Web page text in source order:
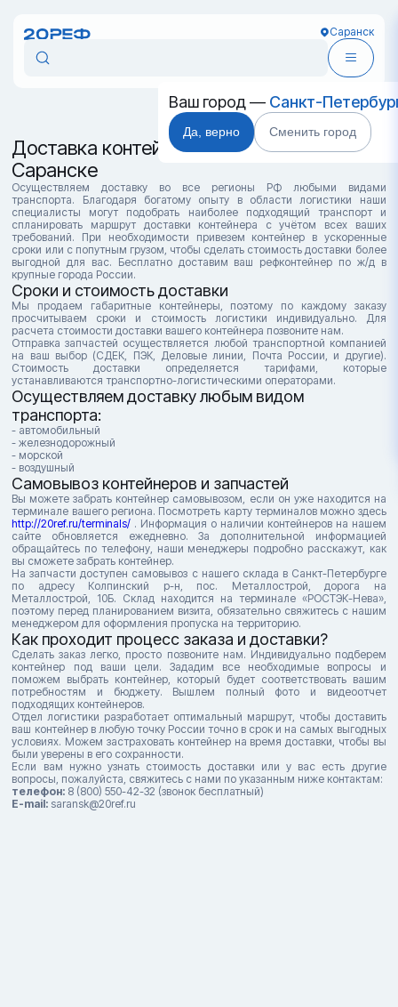
Саранск
Ваш город — Санкт-
Да, верно Сменить город
Доставка контейнеров в
Саранске
Осуществляем доставку во все регионы РФ любыми видами
транспорта. Благодаря богатому опыту в области логистики наши
специалисты могут подобрать наиболее подходящий транспорт и
спланировать маршрут доставки контейнера с учётом всех ваших
требований. При необходимости привезем контейнер в ускоренные
сроки или с попутным грузом, чтобы сделать стоимость доставки более
выгодной для вас. Бесплатно доставим ваш рефконтейнер по ж/д в
крупные города России.
Сроки и стоимость доставки
Мы продаем габаритные контейнеры, поэтому по каждому заказу
просчитываем сроки и стоимость логистики индивидуально. Для
расчета стоимости доставки вашего контейнера позвоните нам.
Отправка запчастей осуществляется любой транспортной компанией
на ваш выбор (СДЕК, ПЭК, Деловые линии, Почта России, и другие).
Стоимость доставки определяется тарифами, которые
устанавливаются транспортно-логистическими операторами.
Осуществляем доставку любым видом
транспорта:
- автомобильный
- железнодорожный
- морской
- воздушный
Самовывоз контейнеров и запчастей
Вы можете забрать контейнер самовывозом, если он уже находится на
терминале вашего региона. Посмотреть карту терминалов можно здесь
http://20ref.ru/terminals/ . Информация о наличии контейнеров на нашем
сайте обновляется ежедневно. За дополнительной информацией
обращайтесь по телефону, наши менеджеры подробно расскажут, как
вы сможете забрать контейнер.
На запчасти доступен самовывоз с нашего склада в Санкт-Петербурге
по адресу Колпинский р-н, пос. Металлострой, дорога на
Металлострой, 10Б. Склад находится на терминале «РОСТЭК-Нева»,
поэтому перед планированием визита, обязательно свяжитесь с нашим
менеджером для оформления пропуска на территорию.
Как проходит процесс заказа и доставки?
Сделать заказ легко, просто позвоните нам. Индивидуально подберем
контейнер под ваши цели. Зададим все необходимые вопросы и
поможем выбрать контейнер, который будет соответствовать вашим
потребностям и бюджету. Вышлем полный фото и видеоотчет
подходящих контейнеров.
Отдел логистики разработает оптимальный маршрут, чтобы доставить
ваш контейнер в любую точку России точно в срок и на самых выгодных
условиях. Можем застраховать контейнер на время доставки, чтобы вы
были уверены в его сохранности.
Если вам нужно узнать стоимость доставки или у вас есть другие
вопросы, пожалуйста, свяжитесь с нами по указанным ниже контактам:
телефон: 8 (800) 550-42-32 (звонок бесплатный)
E-mail: saransk@20ref.ru